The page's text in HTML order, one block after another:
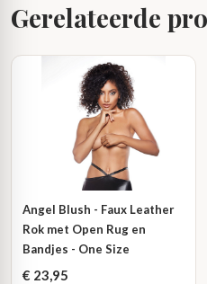
Gerelateerde
Angel Blush - Faux Leather
Rok met Open Rug en
Bandjes - One Size
€ 23,95